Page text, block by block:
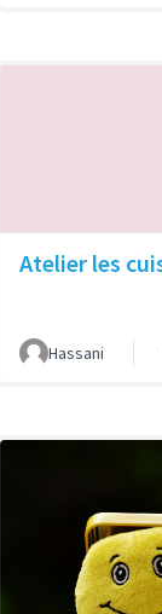
Atelier les
Hassani